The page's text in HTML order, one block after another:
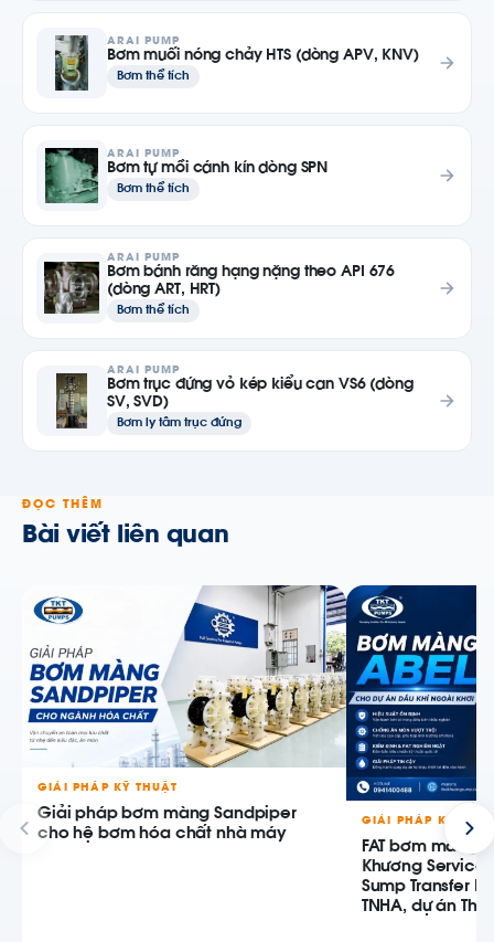
ARAI PUMP
Bơm muối nóng chảy HTS (dòng APV, KNV)
Bơm thể tích
ARAI PUMP
Bơm tự mồi cánh kín dòng SPN
Bơm thể tích
ARAI PUMP
Bơm bánh răng hạng nặng theo API 676
(dòng ART, HRT)
Bơm thể tích
ARAI PUMP
Bơm trục đứng vỏ kép kiểu can VS6 (dòng
SV, SVD)
Bơm ly tâm trục đứng
ĐỌC THÊM
Bài viết liên quan
GIẢI PHÁP KỸ THUẬT
Giải pháp bơm màng Sandpiper
cho hệ bơm hóa chất nhà máy
GIẢI PHÁP KỸ
FAT bơm màng
Khương
Sump Transfer
TNHA, dự án